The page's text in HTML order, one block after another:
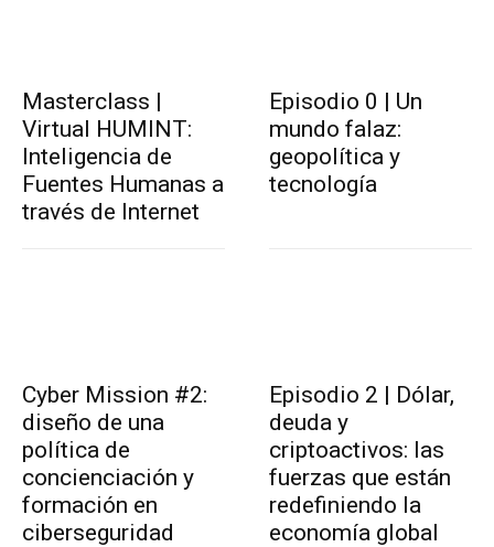
Masterclass |
Virtual HUMINT:
Inteligencia de
Fuentes Humanas a
través de Internet
Episodio 0 | Un
mundo falaz:
geopolítica y
tecnología
Cyber Mission #2:
diseño de una
política de
concienciación y
formación en
ciberseguridad
Episodio 2 | Dólar,
deuda y
criptoactivos: las
fuerzas que están
redefiniendo la
economía global